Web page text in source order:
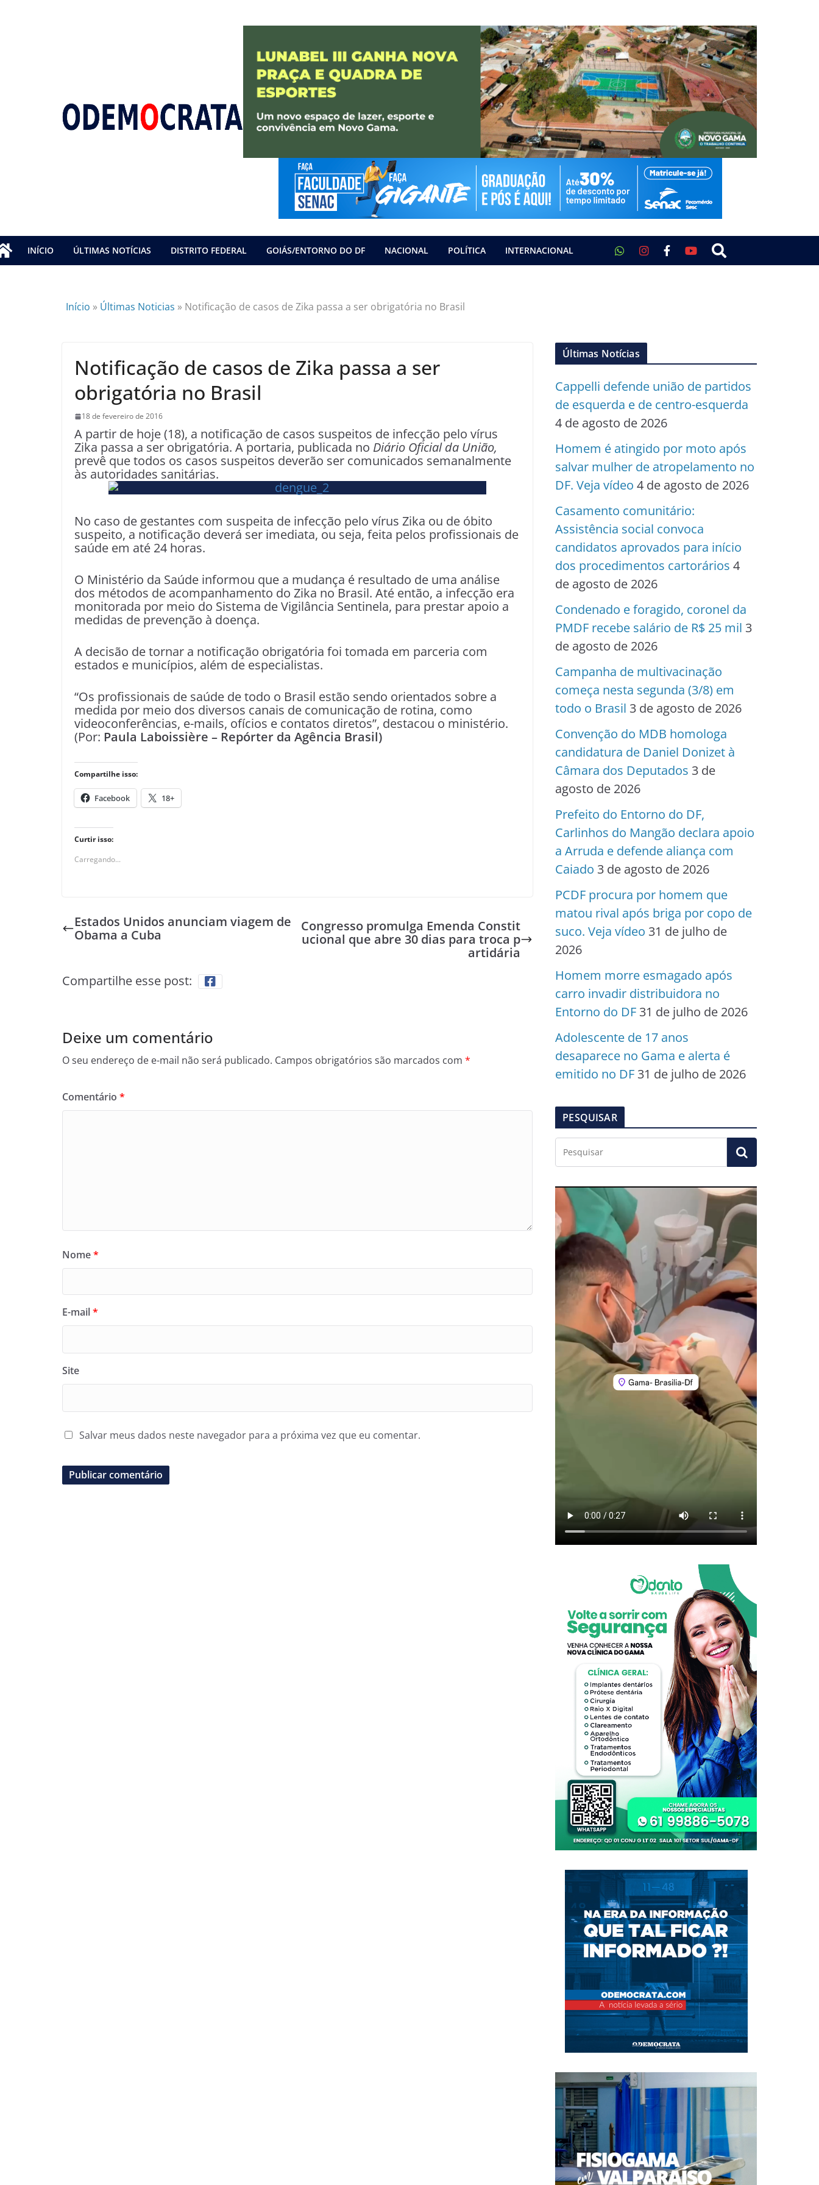
INÍCIO ÚLTIMAS NOTÍCIAS DISTRITO FEDERAL GOIÁS/ENTORNO DO DF NACIONAL POLÍTICA INTERNACIONAL
Início » Últimas Noticias » Notificação de casos de Zika passa a ser obrigatória no Brasil
Notificação de casos de Zika passa a ser
obrigatória no Brasil
18 de fevereiro de 2016
A partir de hoje (18), a notificação de casos suspeitos de infecção pelo vírus
Zika passa a ser obrigatória. A portaria, publicada no Diário Oficial da União,
prevê que todos os casos suspeitos deverão ser comunicados semanalmente
às autoridades sanitárias.
No caso de gestantes com suspeita de infecção pelo vírus Zika ou de óbito
suspeito, a notificação deverá ser imediata, ou seja, feita pelos profissionais de
saúde em até 24 horas.
O Ministério da Saúde informou que a mudança é resultado de uma análise
dos métodos de acompanhamento do Zika no Brasil. Até então, a infecção era
monitorada por meio do Sistema de Vigilância Sentinela, para prestar apoio a
medidas de prevenção à doença.
A decisão de tornar a notificação obrigatória foi tomada em parceria com
estados e municípios, além de especialistas.
“Os profissionais de saúde de todo o Brasil estão sendo orientados sobre a
medida por meio dos diversos canais de comunicação de rotina, como
videoconferências, e-mails, ofícios e contatos diretos”, destacou o ministério.
(Por: Paula Laboissière – Repórter da Agência Brasil)
Compartilhe isso:
Facebook 18+
Curtir isso:
Carregando...
Estados Unidos anunciam viagem de
Obama a Cuba
Congresso promulga Emenda Constit
ucional que abre 30 dias para troca p
artidária
Compartilhe esse post:
Deixe um comentário
O seu endereço de e-mail não será publicado. Campos obrigatórios são marcados com *
Comentário *
Nome*
E-mail*
Site
Salvar meus dados neste navegador para a próxima vez que eu comentar.
Últimas Notícias
Cappelli defende união de partidos
de esquerda e de centro-esquerda
4 de agosto de 2026
Homem é atingido por moto após
salvar mulher de atropelamento no
DF. Veja vídeo 4 de agosto de 2026
Casamento comunitário:
Assistência social convoca
candidatos aprovados para início
dos procedimentos cartorários 4
de agosto de 2026
Condenado e foragido, coronel da
PMDF recebe salário de R$ 25 mil 3
de agosto de 2026
Campanha de multivacinação
começa nesta segunda (3/8) em
todo o Brasil 3 de agosto de 2026
Convenção do MDB homologa
candidatura de Daniel Donizet à
Câmara dos Deputados 3 de
agosto de 2026
Prefeito do Entorno do DF,
Carlinhos do Mangão declara apoio
a Arruda e defende aliança com
Caiado 3 de agosto de 2026
PCDF procura por homem que
matou rival após briga por copo de
suco. Veja vídeo 31 de julho de
2026
Homem morre esmagado após
carro invadir distribuidora no
Entorno do DF 31 de julho de 2026
Adolescente de 17 anos
desaparece no Gama e alerta é
emitido no DF 31 de julho de 2026
PESQUISAR